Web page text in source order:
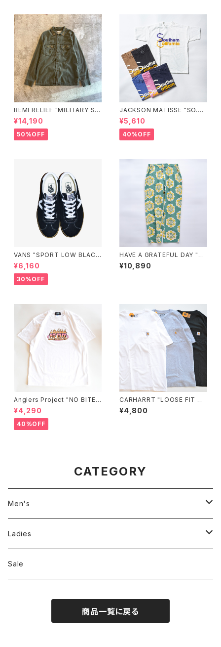
REMI RELIEF "MILITARY SHI
RT（襟：花茎スタッズ）"
¥14,190
50%OFF
JACKSON MATISSE "SO.CA
L"
¥5,610
40%OFF
VANS "SPORT LOW BLAC
K"
¥6,160
30%OFF
HAVE A GRATEFUL DAY "A
MPLE EASY PANTS"
¥10,890
Anglers Project "NO BITE"
GLOW HEAT REACTIVE S/S
T-SHIRTS
¥4,290
40%OFF
CARHARRT "LOOSE FIT HE
AVYWEIGHT SHORT-SLEEV
E POCKET T-SHIRT"
¥4,800
CATEGORY
Men's
Jackson Matisse
ILL180°
Ladies
Unfil
Sale
商品一覧に戻る